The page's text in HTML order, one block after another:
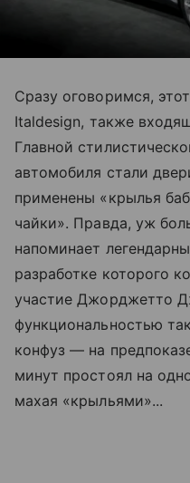
Сразу оговоримся,
Italdesign, также
Главной
автомобиля стали
применены «крылья
чайки». Правда, уж
напоминает
разработке которого
участие Джорджетто
функциональностью
конфуз — на
минут простоял на
махая «крыльями»...